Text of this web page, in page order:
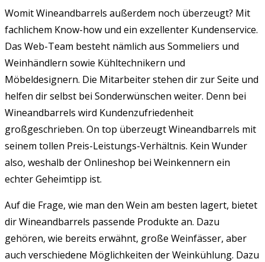
Womit Wineandbarrels außerdem noch überzeugt? Mit
fachlichem Know-how und ein exzellenter Kundenservice.
Das Web-Team besteht nämlich aus Sommeliers und
Weinhändlern sowie Kühltechnikern und
Möbeldesignern. Die Mitarbeiter stehen dir zur Seite und
helfen dir selbst bei Sonderwünschen weiter. Denn bei
Wineandbarrels wird Kundenzufriedenheit
großgeschrieben. On top überzeugt Wineandbarrels mit
seinem tollen Preis-Leistungs-Verhältnis. Kein Wunder
also, weshalb der Onlineshop bei Weinkennern ein
echter Geheimtipp ist.
Auf die Frage, wie man den Wein am besten lagert, bietet
dir Wineandbarrels passende Produkte an. Dazu
gehören, wie bereits erwähnt, große Weinfässer, aber
auch verschiedene Möglichkeiten der Weinkühlung. Dazu